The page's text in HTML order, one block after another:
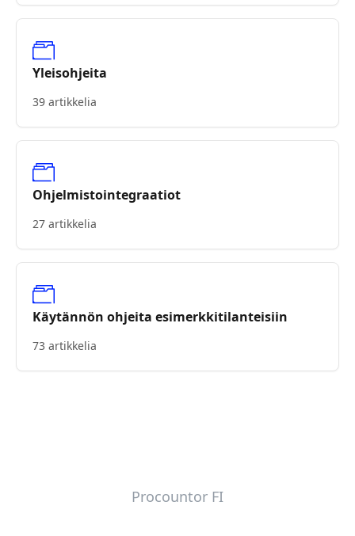
Yleisohjeita
39 artikkelia
Ohjelmistointegraatiot
27 artikkelia
Käytännön ohjeita esimerkkitilanteisiin
73 artikkelia
Procountor FI